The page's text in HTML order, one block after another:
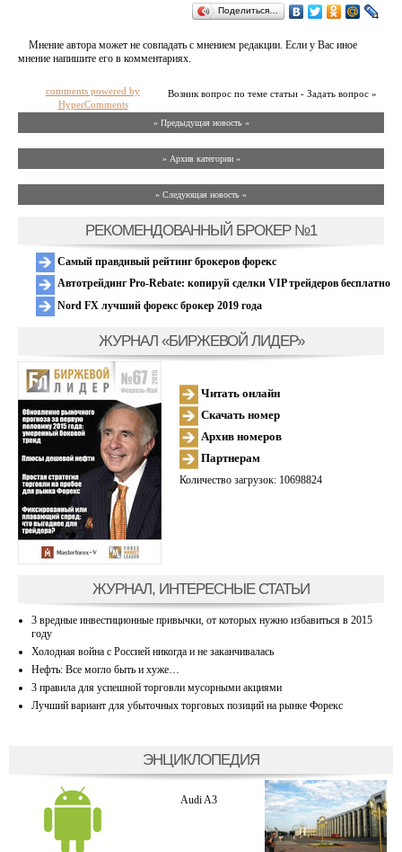
Поделиться…
Мнение автора может не совпадать с мнением редакции. Если у Вас иное
мнение напишите его в комментариях.
Возник вопрос по теме статьи - Задать вопрос »
comments powered by
HyperComments
« Предыдущая новость «
» Архив категории «
» Следующая новость »
РЕКОМЕНДОВАННЫЙ БРОКЕР №1
Самый правдивый рейтинг брокеров форекс
Автотрейдинг Pro-Rebate: копируй сделки VIP трейдеров бесплатно
Nord FX лучший форекс брокер 2019 года
ЖУРНАЛ «БИРЖЕВОЙ ЛИДЕР»
Читать онлайн
Скачать номер
Архив номеров
Партнерам
Количество загрузок: 10698824
ЖУРНАЛ, ИНТЕРЕСНЫЕ СТАТЬИ
3 вредные инвестиционные привычки, от которых нужно избавиться в 2015
году
Холодная война с Россией никогда и не заканчивалась
Нефть: Все могло быть и хуже…
3 правила для успешной торговли мусорными акциями
Лучший вариант для убыточных торговых позиций на рынке Форекс
ЭНЦИКЛОПЕДИЯ
Audi A3